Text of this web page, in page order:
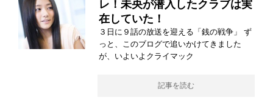
レ！未央が潜入したクラブは実
在していた！
３日に９話の放送を迎える「銭の戦争」 ず
っと、このブログで追いかけてきました
が、いよいよクライマック
記事を読む